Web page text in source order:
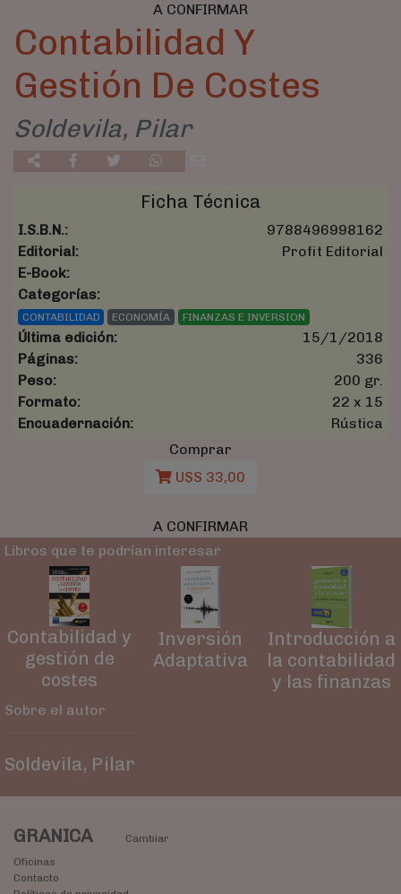
A CONFIRMAR
Contabilidad Y
Gestión De Costes
Soldevila, Pilar
Ficha Técnica
I.S.B.N.:
9788496998162
Editorial:
Profit Editorial
E-Book:
Categorías:
CONTABILIDAD ECONOMÍA FINANZAS E INVERSION
Última edición:
15/1/2018
Páginas:
336
Peso:
200 gr.
Formato:
22 x 15
Encuadernación:
Rústica
Comprar
U$S 33,00
A CONFIRMAR
Libros que te podrían interesar
Contabilidad y
gestión de
costes
Inversión
Adaptativa
Introducción a
la contabilidad
y las finanzas
Sobre el autor
Soldevila, Pilar
GRANICA
Cambiar
Oficinas
Contacto